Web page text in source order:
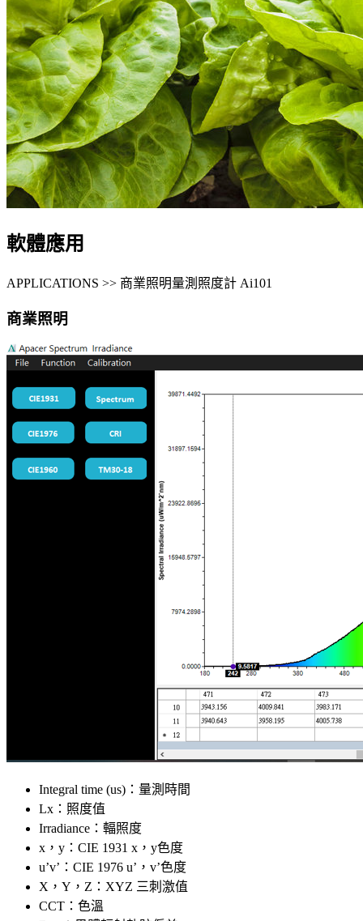
軟體應用
APPLICATIONS >> 商業照明量測照度計 Ai101
商業照明
Integral time (us)：量測時間
Lx：照度值
Irradiance：輻照度
x，y：CIE 1931 x，y色度
u’v’：CIE 1976 u’，v’色度
X，Y，Z：XYZ 三刺激值
CCT：色溫